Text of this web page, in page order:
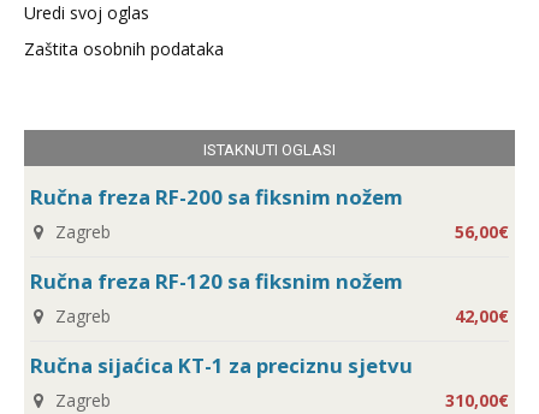
Uredi svoj oglas
Zaštita osobnih podataka
ISTAKNUTI OGLASI
Ručna freza RF-200 sa fiksnim nožem
Zagreb 56,00€
Ručna freza RF-120 sa fiksnim nožem
Zagreb 42,00€
Ručna sijaćica KT-1 za preciznu sjetvu
Zagreb 310,00€